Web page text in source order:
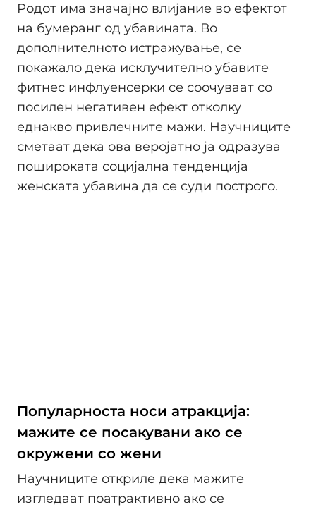
Родот има значајно влијание во ефектот
на бумеранг од убавината. Во
дополнителното истражување, се
покажало дека исклучително убавите
фитнес инфлуенсерки се соочуваат со
посилен негативен ефект отколку
еднакво привлечните мажи. Научниците
сметаат дека ова веројатно ја одразува
пошироката социјална тенденција
женската убавина да се суди построго.
Популарноста носи атракција:
мажите се посакувани ако се
окружени со жени
Научниците откриле дека мажите
изгледаат поатрактивно ако се